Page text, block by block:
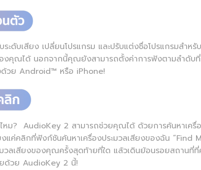
ดับเสียง เปลี่ยนโปรแกรม และปรับแต่งชื่อโปรแกรมสำหรั
องคุณได้ นอกจากนี้คุณยังสามารถตั้งค่าการฟังตามลำดับ
วย Android™ หรือ iPhone!
ม? AudioKey 2 สามารถช่วยคุณได้ ด้วยการค้นหาเครื่อ
ค่คลิกที่ฟังก์ชันค้นหาเครื่องประมวลเสียงของฉัน “Find
วลเสียงของคุณครั้งสุดท้ายที่ใด แล้วเดินย้อนรอยสถานที่
ด้วย AudioKey 2 นี้!